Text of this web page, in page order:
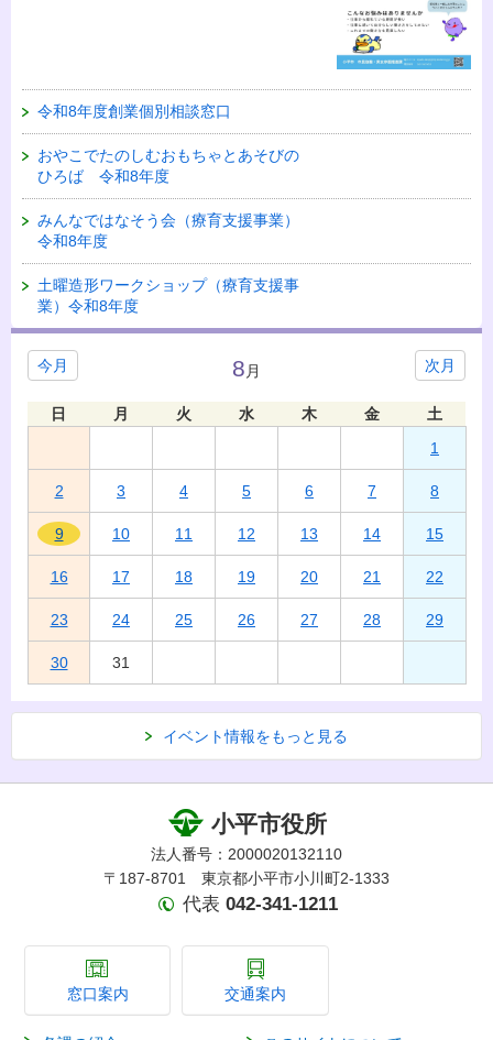
令和8年度創業個別相談窓口
おやこでたのしむおもちゃとあそびの
ひろば 令和8年度
みんなではなそう会（療育支援事業）
令和8年度
土曜造形ワークショップ（療育支援事
業）令和8年度
今月 次月
8 月
日 月 火 水 木 金
土
1
2 3 4 5 6 7 8
9 10 11 12 13 14 15
16 17 18 19 20 21 22
23 24 25 26 27 28 29
30 31
イベント情報をもっと見る
小平市役所
法人番号：2000020132110
〒187-8701 東京都小平市小川町2-1333
代表 042-341-1211
窓口案内 交通案内